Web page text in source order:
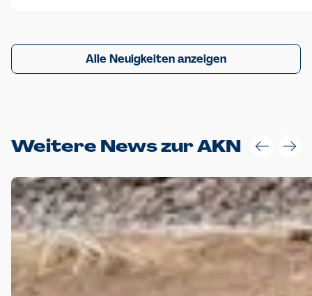
Alle Neuigkeiten anzeigen
Weitere News zur AKN